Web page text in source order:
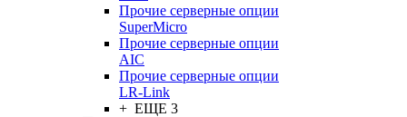
Прочие серверные опции
SuperMicro
Прочие серверные опции
AIC
Прочие серверные опции
LR-Link
+ ЕЩЕ 3